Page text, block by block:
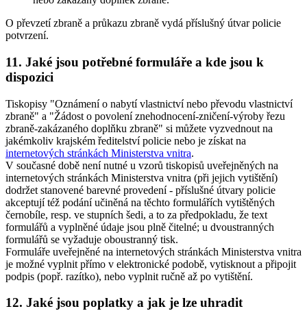
O převzetí zbraně a průkazu zbraně vydá příslušný útvar policie
potvrzení.
11. Jaké jsou potřebné formuláře a kde jsou k
dispozici
Tiskopisy "Oznámení o nabytí vlastnictví nebo převodu vlastnictví
zbraně" a "Žádost o povolení znehodnocení-zničení-výroby řezu
zbraně-zakázaného doplňku zbraně" si můžete vyzvednout na
jakémkoliv krajském ředitelství policie nebo je získat na
internetových stránkách Ministerstva vnitra.
V současné době není nutné u vzorů tiskopisů uveřejněných na
internetových stránkách Ministerstva vnitra (při jejich vytištění)
dodržet stanovené barevné provedení - příslušné útvary policie
akceptují též podání učiněná na těchto formulářích vytištěných
černobíle, resp. ve stupních šedi, a to za předpokladu, že text
formulářů a vyplněné údaje jsou plně čitelné; u dvoustranných
formulářů se vyžaduje oboustranný tisk.
Formuláře uveřejněné na internetových stránkách Ministerstva vnitra
je možné vyplnit přímo v elektronické podobě, vytisknout a připojit
podpis (popř. razítko), nebo vyplnit ručně až po vytištění.
12. Jaké jsou poplatky a jak je lze uhradit